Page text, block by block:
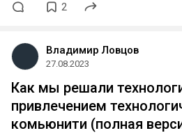
2
Владимир Ловцов
27.08.2023
Как мы решали
привлечением
комьюнити (полная